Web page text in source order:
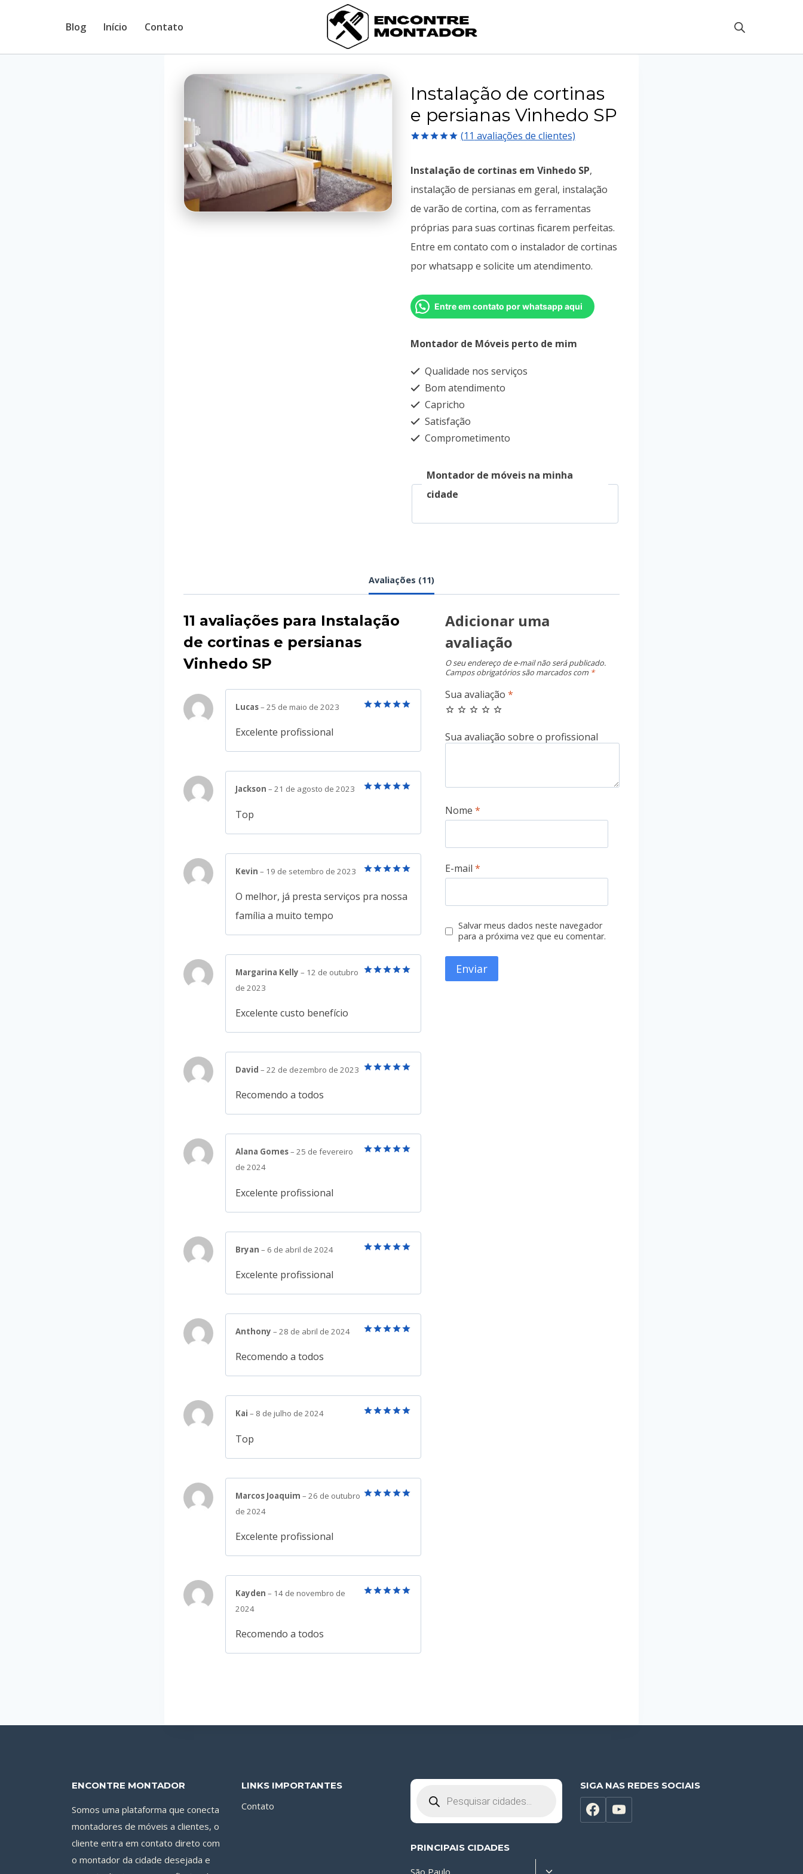
Blog Início Contato
Instalação de cortinas
e persianas Vinhedo SP
de 5, com
baseado em
avaliações
de clientes
(11 avaliações de clientes)
Instalação de cortinas em Vinhedo SP,
instalação de persianas em geral, instalação
de varão de cortina, com as ferramentas
próprias para suas cortinas ficarem perfeitas.
Entre em contato com o instalador de cortinas
por whatsapp e solicite um atendimento.
Entre em contato por whatsapp aqui
Montador de Móveis perto de mim
Qualidade nos serviços
Bom atendimento
Capricho
Satisfação
Comprometimento
Montador de móveis na minha
cidade
Avaliações (11)
11 avaliações para Instalação
de cortinas e persianas
Vinhedo SP
Lucas– 25 de maio de 2023
Excelente profissional
Jackson – 21 de agosto de 2023
Top
Kevin – 19 de setembro de 2023
O melhor, já presta serviços pra nossa
família a muito tempo
Margarina Kelly – 12 de outubro
de 2023
Excelente custo benefício
David – 22 de dezembro de 2023
Recomendo a todos
Alana Gomes– 25 de fevereiro
de 2024
Excelente profissional
Bryan – 6 de abril de 2024
Excelente profissional
Anthony – 28 de abril de 2024
Recomendo a todos
Kai – 8 de julho de 2024
Top
Marcos Joaquim – 26 de outubro
de 2024
Excelente profissional
Kayden – 14 de novembro de
2024
Recomendo a todos
Adicionar uma
avaliação
O seu endereço de e-mail não será publicado.
Campos obrigatórios são marcados com *
Sua avaliação *
Nome *
E-mail *
Salvar meus dados neste navegador
para a próxima vez que eu comentar.
ENCONTRE MONTADOR
Somos uma plataforma que conecta
montadores de móveis a clientes, o
cliente entra em contato direto com
o montador da cidade desejada e
LINKS IMPORTANTES
Contato
produtos
PRINCIPAIS CIDADES
Alternar
SIGA NAS REDES SOCIAIS